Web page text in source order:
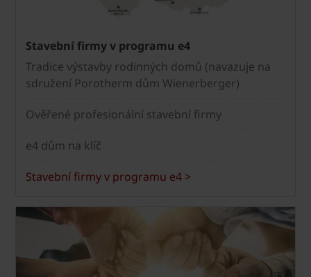
Stavební firmy v programu e4
Tradice výstavby rodinných domů (navazuje na
sdružení Porotherm dům Wienerberger)
Ověřené profesionální stavební firmy
e4 dům na klíč
Stavební firmy v programu e4 >